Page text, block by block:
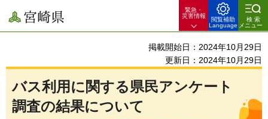
宮崎県
緊急・
災害情報
閲覧補助
Language
検索
メニュー
掲載開始日：2024年10月29日
更新日：2024年10月29日
バス利用に関する県民アンケート
調査の結果について